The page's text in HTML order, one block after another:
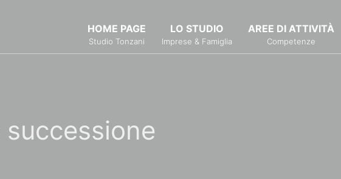
HOME PAGE
Studio Tonzani
LO STUDIO
Imprese & Famiglia
AREE DI ATTIVITÀ
Competenze